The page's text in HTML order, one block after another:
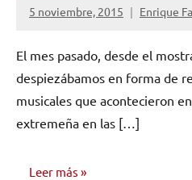
5 noviembre, 2015 Enrique
No
comentarios
El mes pasado, desde el
despiezábamos en forma de
musicales que acontecieron
extremeña en las […]
Leer más